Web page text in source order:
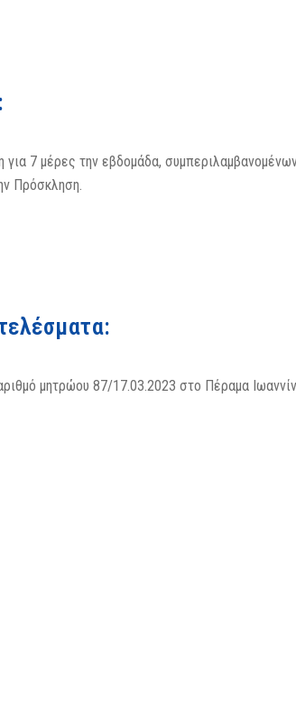
7 μέρες την εβδομάδα,
Πρόσκληση.
μητρώου 87/17.03.2023 στο Πέραμα